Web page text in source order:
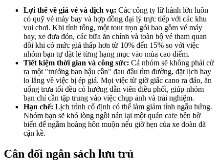
Lợi thế về giá vé và dịch vụ: Các công ty lữ hành lớn luôn
có quỹ vé máy bay và hợp đồng đại lý trực tiếp với các khu
vui chơi. Khi tính tổng, một tour trọn gói bao gồm vé máy
bay, xe đưa đón, các bữa ăn chính và toàn bộ vé tham quan
đôi khi có mức giá thấp hơn từ 10% đến 15% so với việc
nhóm bạn tự đặt lẻ từng hạng mục vào mùa cao điểm.
Tiết kiệm thời gian và công sức: Cả nhóm sẽ không phải cử
ra một "trưởng ban hậu cần" đau đầu tìm đường, đặt lịch hay
lo lắng về việc bị ép giá. Mọi việc từ giờ giấc cano ra đảo, ăn
uống trưa tối đều có hướng dẫn viên điều phối, giúp nhóm
bạn chỉ cần tập trung vào việc chụp ảnh và trải nghiệm.
Hạn chế: Lịch trình cố định có thể làm giảm tính ngẫu hứng.
Nhóm bạn sẽ khó lòng ngồi nán lại một quán cafe bên bờ
biển để ngắm hoàng hôn muộn nếu giờ hẹn của xe đoàn đã
cận kề.
Cân đối ngân sách lưu trú